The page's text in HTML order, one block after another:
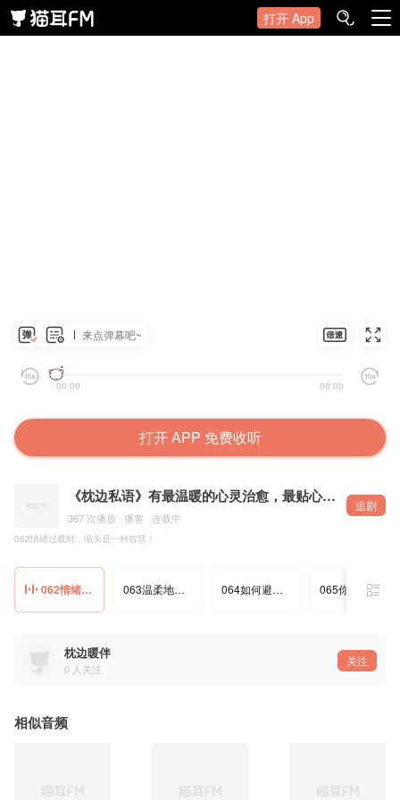
打开 App
来点弹幕吧~
00:00 00:00
打开 APP 免费收听
《枕边私语》有最温暖的心灵治愈，最贴心的睡前陪伴!
367 次播放 · 播客 · 连载中
追剧
062情绪过载时，缩头是一种智慧！
062情绪过载时，缩头是一种智慧！ 063温柔地爱自己真的很重要！ 064如何避免小错误酿成大麻烦？ 065你是否也在寻找内心的平静与力量？
枕边暖伴
0 人关注
关注
相似音频